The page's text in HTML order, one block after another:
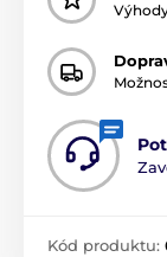
Kód produktu: